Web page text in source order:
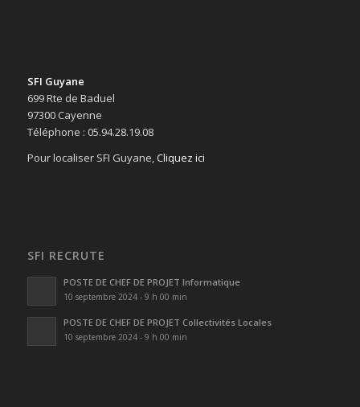
SFI Guyane
699 Rte de Baduel
97300 Cayenne
Téléphone : 05.94.28.19.08
Pour localiser SFI Guyane,Cliquez ici
SFI RECRUTE
POSTE DE CHEF DE PROJET Informatique
10 septembre 2024 - 9 h 00 min
POSTE DE CHEF DE PROJET Collectivités Locales
10 septembre 2024 - 9 h 00 min